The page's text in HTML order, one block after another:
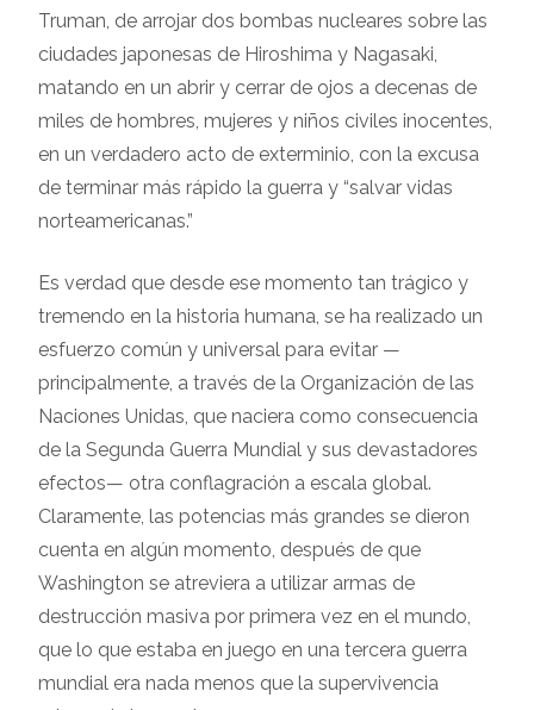
Truman, de arrojar dos bombas nucleares sobre las
ciudades japonesas de Hiroshima y Nagasaki,
matando en un abrir y cerrar de ojos a decenas de
miles de hombres, mujeres y niños civiles inocentes,
en un verdadero acto de exterminio, con la excusa
de terminar más rápido la guerra y “salvar vidas
norteamericanas.”
Es verdad que desde ese momento tan trágico y
tremendo en la historia humana, se ha realizado un
esfuerzo común y universal para evitar —
principalmente, a través de la Organización de las
Naciones Unidas, que naciera como consecuencia
de la Segunda Guerra Mundial y sus devastadores
efectos— otra conflagración a escala global.
Claramente, las potencias más grandes se dieron
cuenta en algún momento, después de que
Washington se atreviera a utilizar armas de
destrucción masiva por primera vez en el mundo,
que lo que estaba en juego en una tercera guerra
mundial era nada menos que la supervivencia